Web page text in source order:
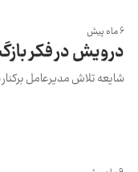
6 ماه پیش
درویش در فکر
شایعه تلاش مدیرعامل